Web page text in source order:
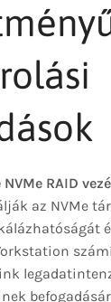
RAID
az NVMe